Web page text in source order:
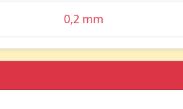
0,2 mm